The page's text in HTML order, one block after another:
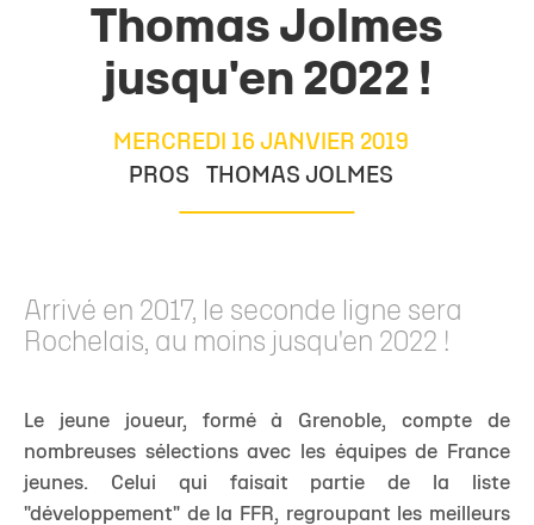
Thomas Jolmes
jusqu'en 2022 !
MERCREDI 16 JANVIER 2019
PROS
THOMAS JOLMES
Arrivé en 2017, le seconde ligne sera
Rochelais, au moins jusqu'en 2022 !
Le jeune joueur, formé à Grenoble, compte de
nombreuses sélections avec les équipes de France
jeunes. Celui qui faisait partie de la liste
"développement" de la FFR, regroupant les meilleurs